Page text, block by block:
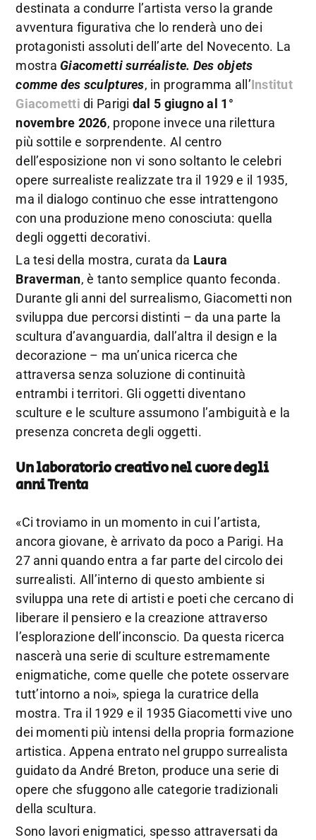
destinata a condurre l’artista verso la grande
avventura figurativa che lo renderà uno dei
protagonisti assoluti dell’arte del Novecento. La
mostra Giacometti surréaliste. Des objets
comme des sculptures, in programma all’Institut
Giacometti di Parigi dal 5 giugno al 1°
novembre 2026, propone invece una rilettura
più sottile e sorprendente. Al centro
dell’esposizione non vi sono soltanto le celebri
opere surrealiste realizzate tra il 1929 e il 1935,
ma il dialogo continuo che esse intrattengono
con una produzione meno conosciuta: quella
degli oggetti decorativi.
La tesi della mostra, curata da Laura
Braverman, è tanto semplice quanto feconda.
Durante gli anni del surrealismo, Giacometti non
sviluppa due percorsi distinti – da una parte la
scultura d’avanguardia, dall’altra il design e la
decorazione – ma un’unica ricerca che
attraversa senza soluzione di continuità
entrambi i territori. Gli oggetti diventano
sculture e le sculture assumono l’ambiguità e la
presenza concreta degli oggetti.
Un laboratorio creativo nel cuore degli
anni Trenta
«Ci troviamo in un momento in cui l’artista,
ancora giovane, è arrivato da poco a Parigi. Ha
27 anni quando entra a far parte del circolo dei
surrealisti. All’interno di questo ambiente si
sviluppa una rete di artisti e poeti che cercano di
liberare il pensiero e la creazione attraverso
l’esplorazione dell’inconscio. Da questa ricerca
nascerà una serie di sculture estremamente
enigmatiche, come quelle che potete osservare
tutt’intorno a noi», spiega la curatrice della
mostra. Tra il 1929 e il 1935 Giacometti vive uno
dei momenti più intensi della propria formazione
artistica. Appena entrato nel gruppo surrealista
guidato da André Breton, produce una serie di
opere che sfuggono alle categorie tradizionali
della scultura.
Sono lavori enigmatici, spesso attraversati da